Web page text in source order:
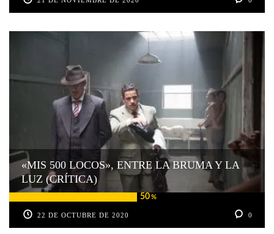
50%
«MIS 500 LOCOS», ENTRE LA BRUMA Y LA
LUZ (CRÍTICA)
22 DE OCTUBRE DE 2020 0